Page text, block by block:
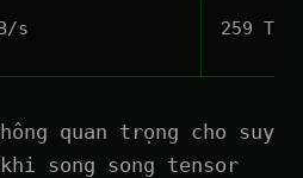
s 259
quan trọng cho suy
song song tensor